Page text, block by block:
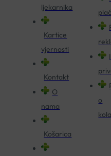
ljekarnika
Kartice
vjernosti
Kontakt
O
nama
Košarica
o